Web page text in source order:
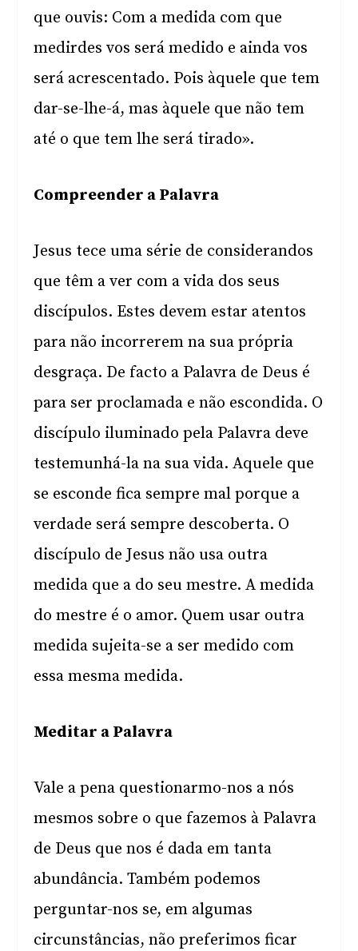
que ouvis: Com a medida com que
medirdes vos será medido e ainda vos
será acrescentado. Pois àquele que tem
dar-se-lhe-á, mas àquele que não tem
até o que tem lhe será tirado».
Compreender a Palavra
Jesus tece uma série de considerandos
que têm a ver com a vida dos seus
discípulos. Estes devem estar atentos
para não incorrerem na sua própria
desgraça. De facto a Palavra de Deus é
para ser proclamada e não escondida. O
discípulo iluminado pela Palavra deve
testemunhá-la na sua vida. Aquele que
se esconde fica sempre mal porque a
verdade será sempre descoberta. O
discípulo de Jesus não usa outra
medida que a do seu mestre. A medida
do mestre é o amor. Quem usar outra
medida sujeita-se a ser medido com
essa mesma medida.
Meditar a Palavra
Vale a pena questionarmo-nos a nós
mesmos sobre o que fazemos à Palavra
de Deus que nos é dada em tanta
abundância. Também podemos
perguntar-nos se, em algumas
circunstâncias, não preferimos ficar